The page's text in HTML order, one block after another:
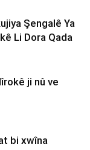
Şengalê Ya
Li Dora Qada
ji nû ve
bi xwîna